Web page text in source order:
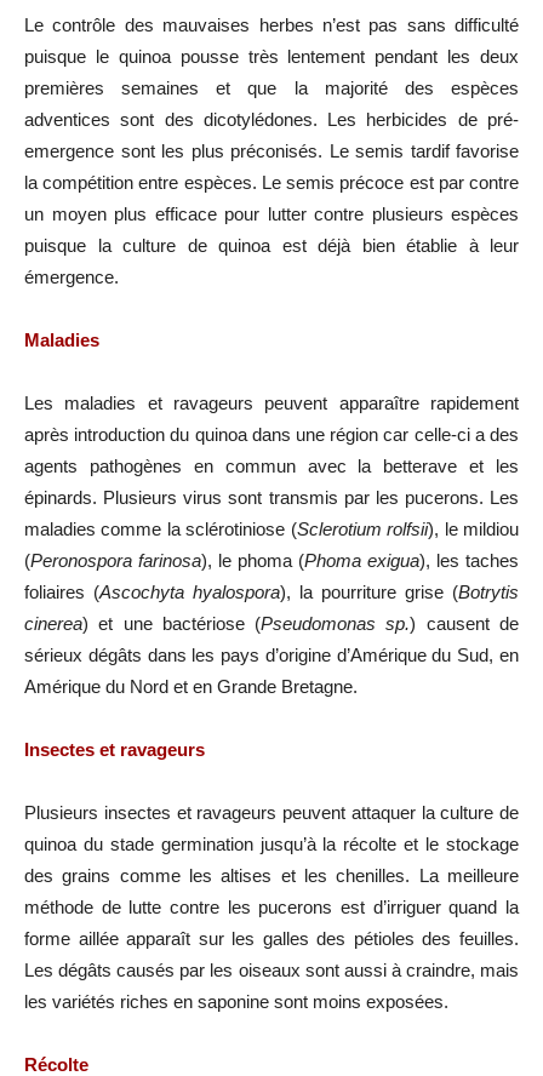
Le contrôle des mauvaises herbes n’est pas sans difficulté
puisque le quinoa pousse très lentement pendant les deux
premières semaines et que la majorité des espèces
adventices sont des dicotylédones. Les herbicides de pré-
emergence sont les plus préconisés. Le semis tardif favorise
la compétition entre espèces. Le semis précoce est par contre
un moyen plus efficace pour lutter contre plusieurs espèces
puisque la culture de quinoa est déjà bien établie à leur
émergence.
Maladies
Les maladies et ravageurs peuvent apparaître rapidement
après introduction du quinoa dans une région car celle-ci a des
agents pathogènes en commun avec la betterave et les
épinards. Plusieurs virus sont transmis par les pucerons. Les
maladies comme la sclérotiniose (Sclerotium rolfsii), le mildiou
(Peronospora farinosa), le phoma (Phoma exigua), les taches
foliaires (Ascochyta hyalospora), la pourriture grise (Botrytis
cinerea) et une bactériose (Pseudomonas sp.) causent de
sérieux dégâts dans les pays d’origine d’Amérique du Sud, en
Amérique du Nord et en Grande Bretagne.
Insectes et ravageurs
Plusieurs insectes et ravageurs peuvent attaquer la culture de
quinoa du stade germination jusqu’à la récolte et le stockage
des grains comme les altises et les chenilles. La meilleure
méthode de lutte contre les pucerons est d’irriguer quand la
forme aillée apparaît sur les galles des pétioles des feuilles.
Les dégâts causés par les oiseaux sont aussi à craindre, mais
les variétés riches en saponine sont moins exposées.
Récolte